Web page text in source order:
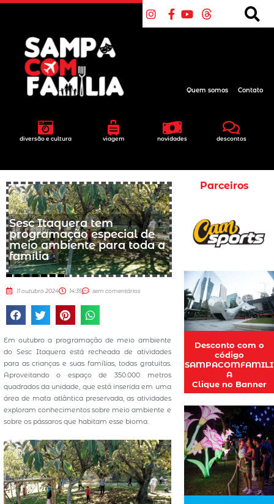
diversão e cultura viagem novidades descontos
Quem somos Contato
Sesc Itaquera tem
programação especial de
meio ambiente para toda a
família
11 outubro 2024 14:35 sem comentários
Em outubro a programação de meio ambiente
do Sesc Itaquera está recheada de atividades
para as crianças e suas famílias, todas gratuitas.
Aproveitando o espaço de 350.000 metros
quadrados da unidade, que está inserida em uma
área de mata atlântica preservada, as atividades
exploram conhecimentos sobre meio ambiente e
sobre os pássaros que habitam esse bioma.
Parceiros
Desconto com o
código
SAMPACOMFAMILI
A
Clique no Banner